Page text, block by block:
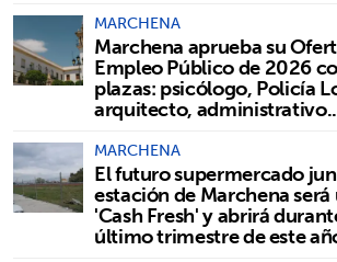
MARCHENA
Marchena aprueba su
Empleo Público de 2026
plazas: psicólogo, Policía
arquitecto,
MARCHENA
El futuro supermercado
estación de Marchena será
'Cash Fresh' y abrirá
último trimestre de este